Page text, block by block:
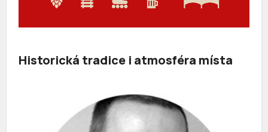
Historická tradice i atmosféra místa